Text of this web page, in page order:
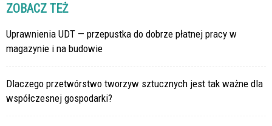
ZOBACZ TEŻ
Uprawnienia UDT — przepustka do dobrze płatnej pracy w
magazynie i na budowie
Dlaczego przetwórstwo tworzyw sztucznych jest tak ważne dla
współczesnej gospodarki?